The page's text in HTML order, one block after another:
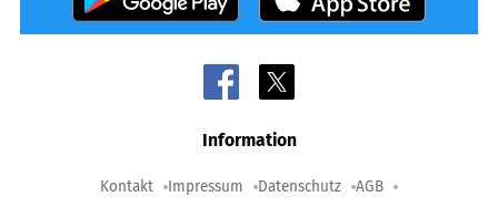
Information
Kontakt Impressum Datenschutz AGB